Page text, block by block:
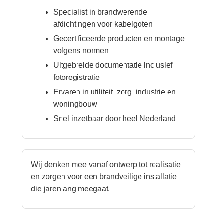
Specialist in brandwerende
afdichtingen voor kabelgoten
Gecertificeerde producten en montage
volgens normen
Uitgebreide documentatie inclusief
fotoregistratie
Ervaren in utiliteit, zorg, industrie en
woningbouw
Snel inzetbaar door heel Nederland
Wij denken mee vanaf ontwerp tot realisatie
en zorgen voor een brandveilige installatie
die jarenlang meegaat.